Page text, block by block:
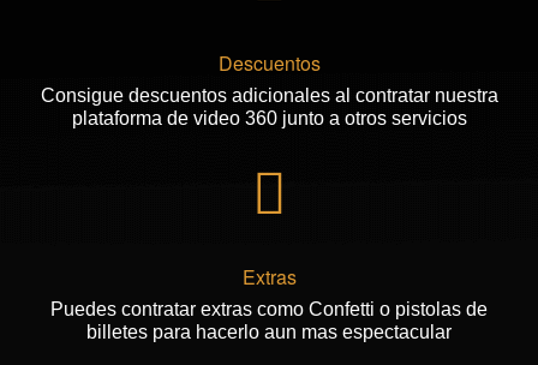
Descuentos
Consigue descuentos adicionales al contratar nuestra
plataforma de video 360 junto a otros servicios
Extras
Puedes contratar extras como Confetti o pistolas de
billetes para hacerlo aun mas espectacular